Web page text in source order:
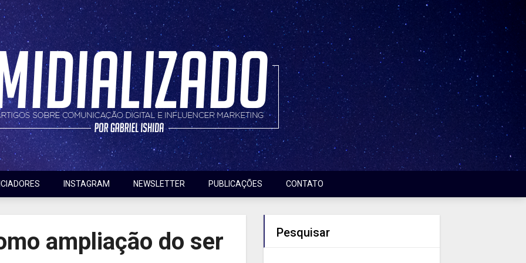
INSTAGRAM NEWSLETTER PUBLICAÇÕES CONTATO
marketing
ampliação do ser
Pesquisar